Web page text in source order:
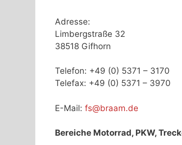
Adresse:
Limbergstraße 32
38518 Gifhorn
Telefon: +49 (0) 5371 – 3170
Telefax: +49 (0) 5371 – 3970
E-Mail: fs@braam.de
Bereiche Motorrad, PKW,